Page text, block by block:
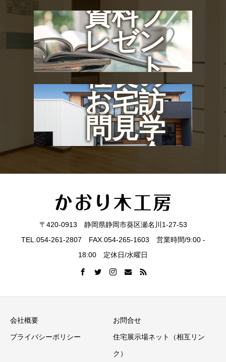
資料プ
レゼン
ト
社長の
お宅訪
問見学
会
〒420-0913 静岡県静岡市葵区瀬名川1-27-53
TEL.054-261-2807 FAX.054-265-1603 営業時間/9:00 -
18:00 定休日/水曜日
会社概要 お問合せ
プライバシーポリシー 住宅展示場ネット（相互リン
ク）